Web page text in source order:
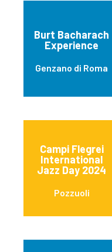
Burt Bacharach
Experience
Genzano di Roma
Campi Flegrei
International
Jazz Day 2024
Pozzuoli